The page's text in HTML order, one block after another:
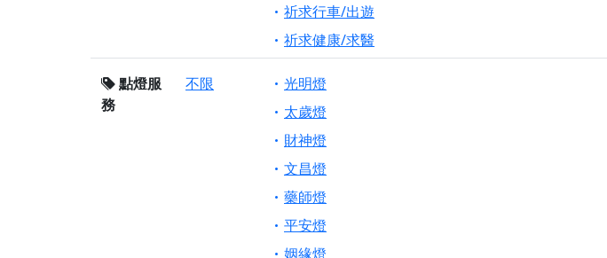
祈求行車/出遊
祈求健康/求醫
點燈服
務
不限
光明燈
太歲燈
財神燈
文昌燈
藥師燈
平安燈
姻緣燈